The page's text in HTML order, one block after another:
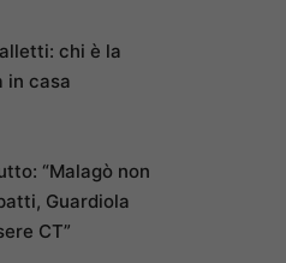
chi è la
in casa
“Malagò non
Guardiola
CT”